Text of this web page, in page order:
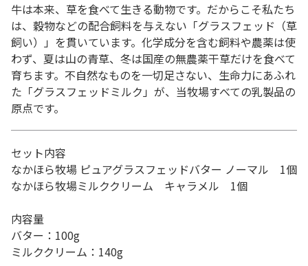
牛は本来、草を食べて生きる動物です。だからこそ私たち
は、穀物などの配合飼料を与えない「グラスフェッド（草
飼い）」を貫いています。化学成分を含む飼料や農薬は使
わず、夏は山の青草、冬は国産の無農薬干草だけを食べて
育ちます。不自然なものを一切足さない、生命力にあふれ
た「グラスフェッドミルク」が、当牧場すべての乳製品の
原点です。
セット内容
なかほら牧場 ピュアグラスフェッドバター ノーマル 1個
なかほら牧場ミルククリーム キャラメル 1個
内容量
バター：100g
ミルククリーム：140g